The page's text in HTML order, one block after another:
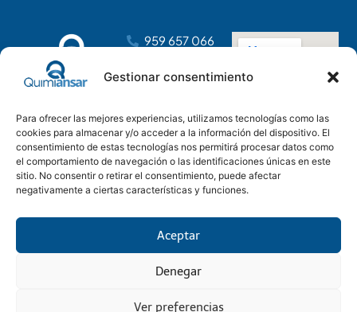
Gestionar consentimiento
Para ofrecer las mejores experiencias, utilizamos tecnologías como las
cookies para almacenar y/o acceder a la información del dispositivo. El
consentimiento de estas tecnologías nos permitirá procesar datos como
el comportamiento de navegación o las identificaciones únicas en este
sitio. No consentir o retirar el consentimiento, puede afectar
negativamente a ciertas características y funciones.
Aceptar
Denegar
Ver preferencias
959 657 066
Tartessos, C.
C, nave 14
21610 San Juan
del Puerto,
Huelva
Política Privacidad
Onutactil Soluciones Tecnológicas & Marketing Digital